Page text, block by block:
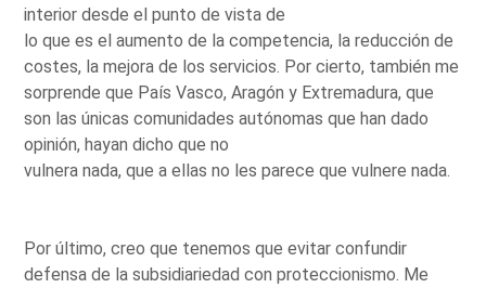
interior desde el punto de vista de
lo que es el aumento de la competencia, la reducción de
costes, la mejora de los servicios. Por cierto, también me
sorprende que País Vasco, Aragón y Extremadura, que
son las únicas comunidades autónomas que han dado
opinión, hayan dicho que no
vulnera nada, que a ellas no les parece que vulnere nada.
Por último, creo que tenemos que evitar confundir
defensa de la subsidiariedad con proteccionismo. Me